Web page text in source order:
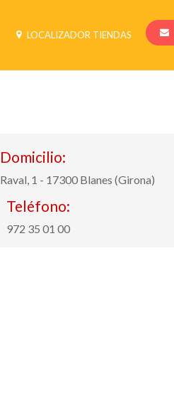
LOCALIZADOR TIENDAS
Domicilio:
Raval, 1 - 17300 Blanes (Girona)
Teléfono:
972 35 01 00